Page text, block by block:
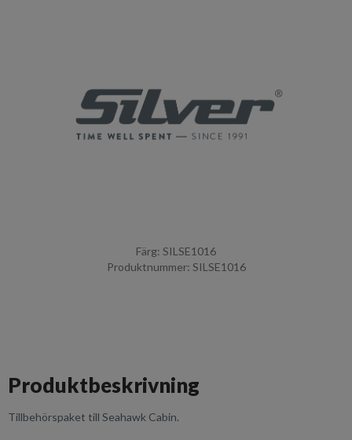
Färg: SILSE1016
Produktnummer: SILSE1016
Produktbeskrivning
Tillbehörspaket till Seahawk Cabin.